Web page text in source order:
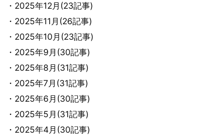
・2025年12月(23記事)
・2025年11月(26記事)
・2025年10月(23記事)
・2025年9月(30記事)
・2025年8月(31記事)
・2025年7月(31記事)
・2025年6月(30記事)
・2025年5月(31記事)
・2025年4月(30記事)